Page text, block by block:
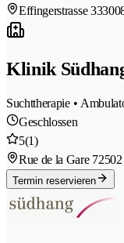
Effingerstrasse 33
Klinik
Suchttherapie •
Geschlossen
5(1)
Rue de la Gare 7
Termin reservieren